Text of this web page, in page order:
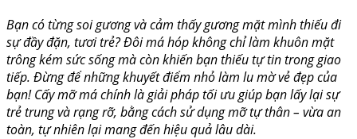
Bạn có từng soi gương và cảm thấy gương mặt mình thiếu đi
sự đầy đặn, tươi trẻ? Đôi má hóp không chỉ làm khuôn mặt
trông kém sức sống mà còn khiến bạn thiếu tự tin trong giao
tiếp. Đừng để những khuyết điểm nhỏ làm lu mờ vẻ đẹp của
bạn! Cấy mỡ má chính là giải pháp tối ưu giúp bạn lấy lại sự
trẻ trung và rạng rỡ, bằng cách sử dụng mỡ tự thân – vừa an
toàn, tự nhiên lại mang đến hiệu quả lâu dài.